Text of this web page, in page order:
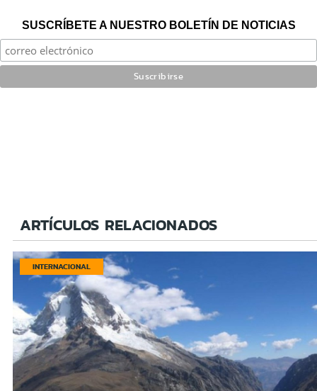
SUSCRÍBETE A NUESTRO BOLETÍN DE NOTICIAS
ARTÍCULOS RELACIONADOS
INTERNACIONAL